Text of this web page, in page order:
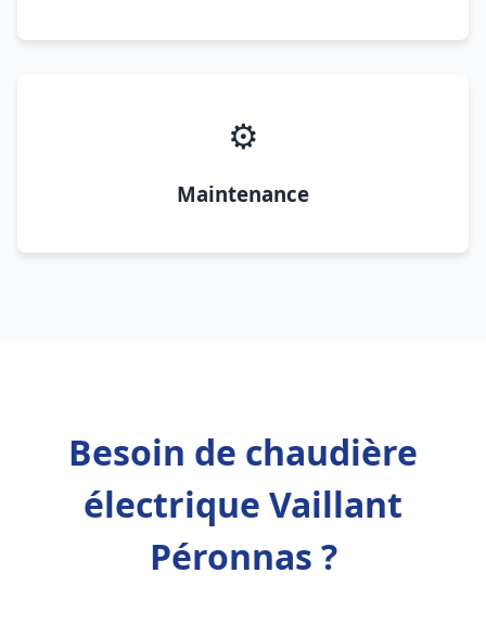
⚙️
Maintenance
Besoin de chaudière
électrique Vaillant
Péronnas ?